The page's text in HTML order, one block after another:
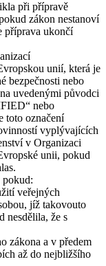
při přípravě
zákon nestanoví
příprava ukončí
unií, která je
bezpečnosti nebo
uvedenými původci
nebo
toto označení
vyplývajících
v Organizaci
unii, pokud
pokud:
veřejných
jíž takovouto
nesdělila, že s
zákona a v předem
až do nejbližšího